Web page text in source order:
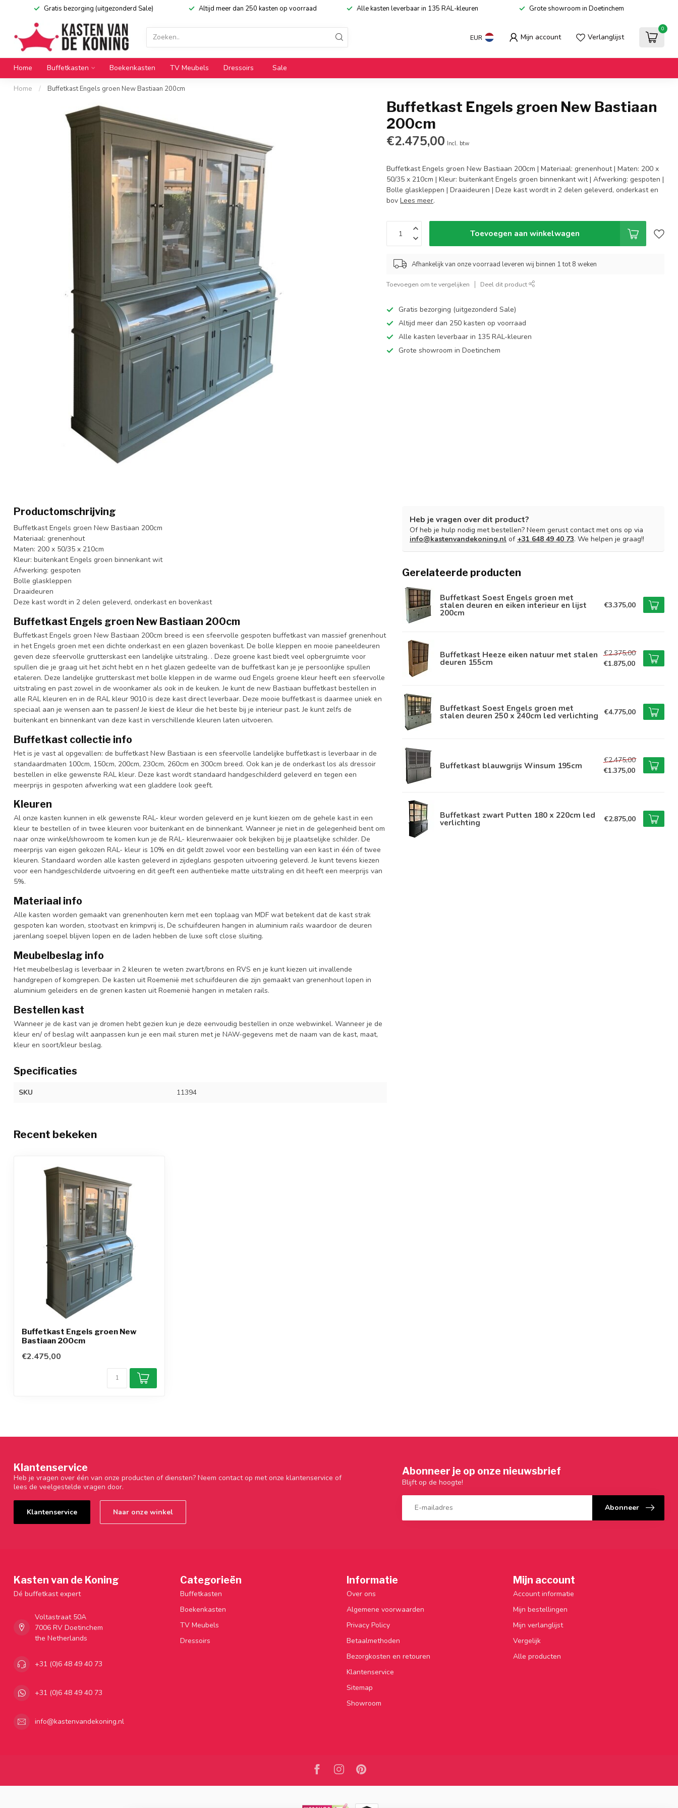
Gratis bezorging (uitgezonderd Sale) Altijd meer dan 250 kasten op voorraad Alle kasten leverbaar in 135 RAL-kleuren Grote showroom in Doetinchem
EUR Mijn account Verlanglijst
0
Home Buffetkasten Boekenkasten TV Meubels Dressoirs Sale
Home / Buffetkast Engels groen New Bastiaan 200cm
Buffetkast Engels groen New Bastiaan
200cm
€2.475,00 Incl. btw
Buffetkast Engels groen New Bastiaan 200cm | Materiaal: grenenhout | Maten: 200 x
50/35 x 210cm | Kleur: buitenkant Engels groen binnenkant wit | Afwerking: gespoten |
Bolle glaskleppen | Draaideuren | Deze kast wordt in 2 delen geleverd, onderkast en
bovLees meer.
Toevoegen aan winkelwagen
Afhankelijk van onze voorraad leveren wij binnen 1 tot 8 weken
Toevoegen om te vergelijken Deel dit product
Gratis bezorging (uitgezonderd Sale)
Altijd meer dan 250 kasten op voorraad
Alle kasten leverbaar in 135 RAL-kleuren
Grote showroom in Doetinchem
Productomschrijving
Buffetkast Engels groen New Bastiaan 200cm
Materiaal: grenenhout
Maten: 200 x 50/35 x 210cm
Kleur: buitenkant Engels groen binnenkant wit
Afwerking: gespoten
Bolle glaskleppen
Draaideuren
Deze kast wordt in 2 delen geleverd, onderkast en bovenkast
Buffetkast Engels groen New Bastiaan 200cm
Buffetkast Engels groen New Bastiaan 200cm breed is een sfeervolle gespoten buffetkast van massief grenenhout
in het Engels groen met een dichte onderkast en een glazen bovenkast. De bolle kleppen en mooie paneeldeuren
geven deze sfeervolle grutterskast een landelijke uitstraling. . Deze groene kast biedt veel opbergruimte voor
spullen die je graag uit het zicht hebt en n het glazen gedeelte van de buffetkast kan je je persoonlijke spullen
etaleren. Deze landelijke grutterskast met bolle kleppen in de warme oud Engels groene kleur heeft een sfeervolle
uitstraling en past zowel in de woonkamer als ook in de keuken. Je kunt de new Bastiaan buffetkast bestellen in
alle RAL kleuren en in de RAL kleur 9010 is deze kast direct leverbaar. Deze mooie buffetkast is daarmee uniek en
speciaal aan je wensen aan te passen! Je kiest de kleur die het beste bij je interieur past. Je kunt zelfs de
buitenkant en binnenkant van deze kast in verschillende kleuren laten uitvoeren.
Buffetkast collectie info
Het is je vast al opgevallen: de buffetkast New Bastiaan is een sfeervolle landelijke buffetkast is leverbaar in de
standaardmaten 100cm, 150cm, 200cm, 230cm, 260cm en 300cm breed. Ook kan je de onderkast los als dressoir
bestellen in elke gewenste RAL kleur. Deze kast wordt standaard handgeschilderd geleverd en tegen een
meerprijs in gespoten afwerking wat een gladdere look geeft.
Kleuren
Al onze kasten kunnen in elk gewenste RAL- kleur worden geleverd en je kunt kiezen om de gehele kast in een
kleur te bestellen of in twee kleuren voor buitenkant en de binnenkant. Wanneer je niet in de gelegenheid bent om
naar onze winkel/showroom te komen kun je de RAL- kleurenwaaier ook bekijken bij je plaatselijke schilder. De
meerprijs van eigen gekozen RAL- kleur is 10% en dit geldt zowel voor een bestelling van een kast in één of twee
kleuren. Standaard worden alle kasten geleverd in zijdeglans gespoten uitvoering geleverd. Je kunt tevens kiezen
voor een handgeschilderde uitvoering en dit geeft een authentieke matte uitstraling en dit heeft een meerprijs van
5%.
Materiaal info
Alle kasten worden gemaakt van grenenhouten kern met een toplaag van MDF wat betekent dat de kast strak
gespoten kan worden, stootvast en krimpvrij is, De schuifdeuren hangen in aluminium rails waardoor de deuren
jarenlang soepel blijven lopen en de laden hebben de luxe soft close sluiting.
Meubelbeslag info
Het meubelbeslag is leverbaar in 2 kleuren te weten zwart/brons en RVS en je kunt kiezen uit invallende
handgrepen of komgrepen. De kasten uit Roemenië met schuifdeuren die zijn gemaakt van grenenhout lopen in
aluminium geleiders en de grenen kasten uit Roemenië hangen in metalen rails.
Bestellen kast
Wanneer je de kast van je dromen hebt gezien kun je deze eenvoudig bestellen in onze webwinkel. Wanneer je de
kleur en/ of beslag wilt aanpassen kun je een mail sturen met je NAW-gegevens met de naam van de kast, maat,
kleur en soort/kleur beslag.
Specificaties
SKU 11394
Heb je vragen over dit product?
Of heb je hulp nodig met bestellen? Neem gerust contact met ons op via
info@kastenvandekoning.nl of +31 648 49 40 73. We helpen je graag!!
Gerelateerde producten
Buffetkast Soest Engels groen met
stalen deuren en eiken interieur en lijst
200cm
€3.375,00
Buffetkast Heeze eiken natuur met stalen
deuren 155cm
€2.375,00
€1.875,00
Buffetkast Soest Engels groen met
stalen deuren 250 x 240cm led verlichting €4.775,00
Buffetkast blauwgrijs Winsum 195cm
€2.475,00
€1.375,00
Buffetkast zwart Putten 180 x 220cm led
verlichting €2.875,00
Recent bekeken
Buffetkast Engels groen New
Bastiaan 200cm
€2.475,00
Klantenservice
Heb je vragen over één van onze producten of diensten? Neem contact op met onze klantenservice of
lees de veelgestelde vragen door.
Klantenservice Naar onze winkel
Abonneer je op onze nieuwsbrief
Blijft op de hoogte!
Abonneer
Kasten van de Koning
Dé buffetkast expert
Voltastraat 50A
7006 RV Doetinchem
the Netherlands
+31 (0)6 48 49 40 73
+31 (0)6 48 49 40 73
info@kastenvandekoning.nl
Categorieën
Buffetkasten
Boekenkasten
TV Meubels
Dressoirs
Informatie
Over ons
Algemene voorwaarden
Privacy Policy
Betaalmethoden
Bezorgkosten en retouren
Klantenservice
Sitemap
Showroom
Mijn account
Account informatie
Mijn bestellingen
Mijn verlanglijst
Vergelijk
Alle producten